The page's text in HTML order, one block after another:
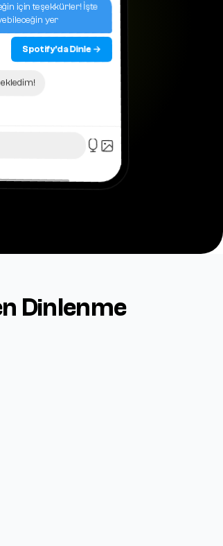
için teşekkürler! İşte
yer
Spotify'da Dinle →
Dinlenme